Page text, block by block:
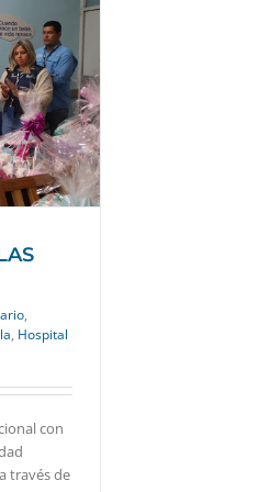
,
, Hospital
con
través de